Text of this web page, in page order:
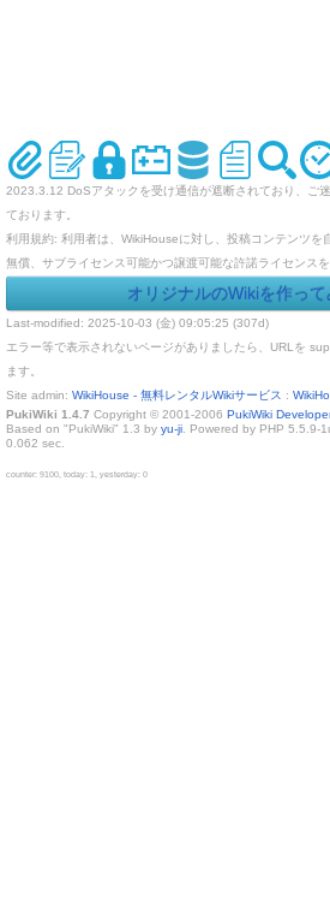
2023.3.12 DoSアタックを受け通信が遮断されており、ご
ております。
利用規約: 利用者は、WikiHouseに対し、投稿コンテンツを
無償、サブライセンス可能かつ譲渡可能な許諾ライセンス
オリジナルのWikiを作っ
Last-modified: 2025-10-03 (金) 09:05:25 (307d)
エラー等で表示されないページがありましたら、URLを
ます。
Site admin: WikiHouse - 無料レンタルWikiサービス :
PukiWiki 1.4.7 Copyright © 2001-2006 PukiWiki
Based on "PukiWiki" 1.3 by yu-ji . Powered by PHP 5.5.9-
0.062 sec.
counter: 9100, today: 1, yesterday: 0